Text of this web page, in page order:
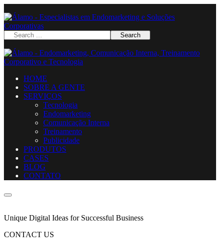
HOME
SOBRE A GENTE
SERVIÇOS
Tecnologia
Endomarketing
Comunicação Interna
Treinamento
Publicidade
PRODUTOS
CASES
BLOG
CONTATO
Unique Digital Ideas for Successful Business
CONTACT US